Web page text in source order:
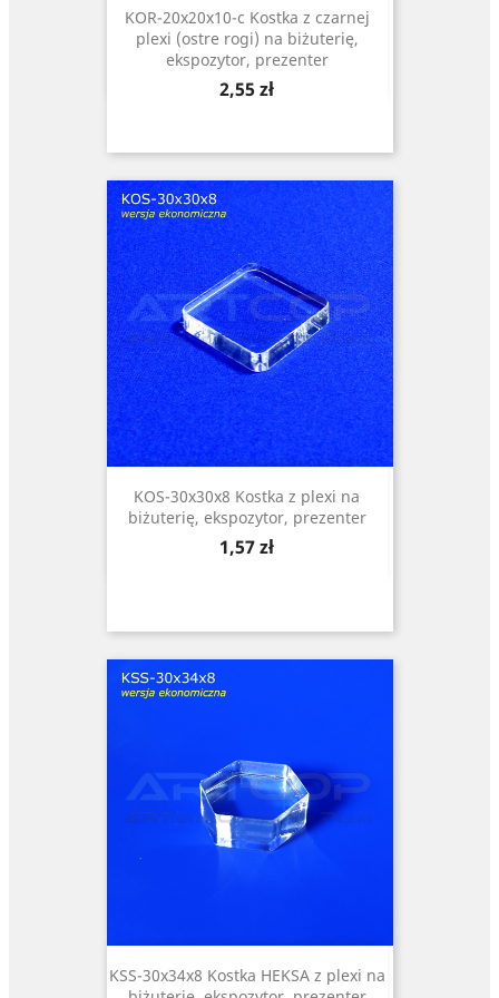
KOR-20x20x10-c Kostka z czarnej
plexi (ostre rogi) na biżuterię,
ekspozytor, prezenter
Cena
2,55 zł
KOS-30x30x8 Kostka z plexi na
biżuterię, ekspozytor, prezenter
Cena
1,57 zł
KSS-30x34x8 Kostka HEKSA z plexi na